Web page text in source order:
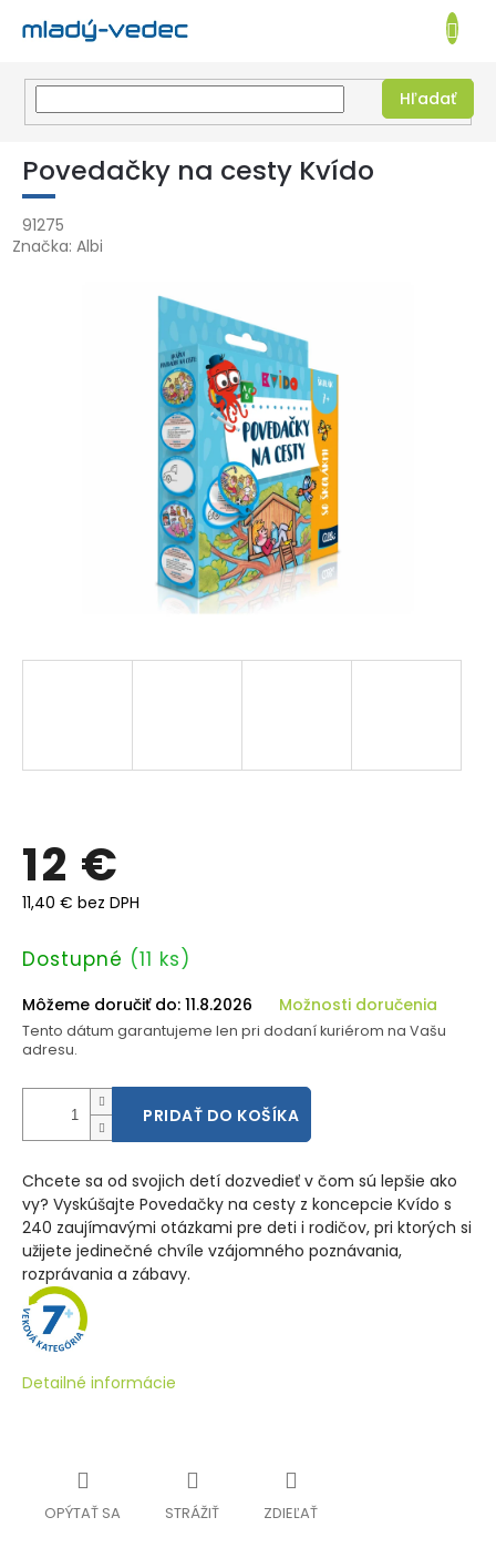
Prejsť
obsah
EUR
Hľadať
KOŠÍK
Povedačky na cesty Kvído
91275
Značka: Albi
12 €
11,40 € bez DPH
Jednotková
Dostupné (11 ks)
Môžeme doručiť do: 11.8.2026 Možnosti doručenia
Tento dátum garantujeme len pri dodaní kuriérom na Vašu
adresu.
PRIDAŤ DO KOŠÍKA
Chcete sa od svojich detí dozvedieť v čom sú lepšie ako
vy? Vyskúšajte Povedačky na cesty z koncepcie Kvído s
240 zaujímavými otázkami pre deti i rodičov, pri ktorých si
užijete jedinečné chvíle vzájomného poznávania,
rozprávania a zábavy.
Detailné informácie
OPÝTAŤ SA STRÁŽIŤ ZDIEĽAŤ